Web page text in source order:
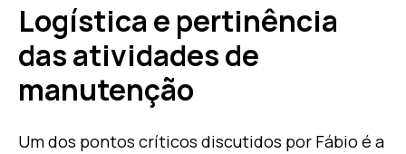
Logística e pertinência
das atividades de
manutenção
Um dos pontos críticos discutidos por Fábio é a